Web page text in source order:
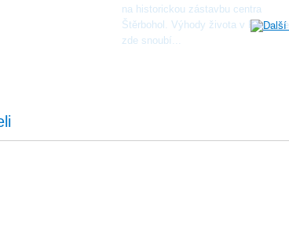
na historickou zástavbu centra
Štěrbohol. Výhody života v Praze se
zde snoubí...